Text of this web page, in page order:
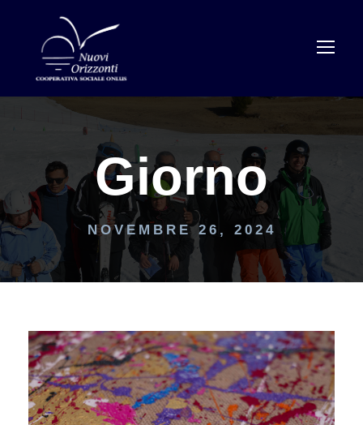
Giorno
NOVEMBRE 26, 2024